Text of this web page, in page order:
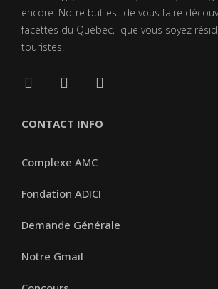
encore. Notre but est de vous faire
facettes du Québec, que vous soyez
touristes.
CONTACT INFO
Complexe AMC
Fondation ADICI
Demande Générale
Notre Gmail